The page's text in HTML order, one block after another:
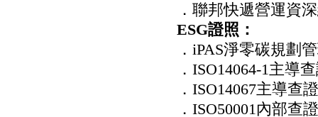
．聯邦快遞營運資
ESG證照：
．iPAS淨零碳規劃
．ISO14064-1主導
．ISO14067主導查
．ISO50001內部查